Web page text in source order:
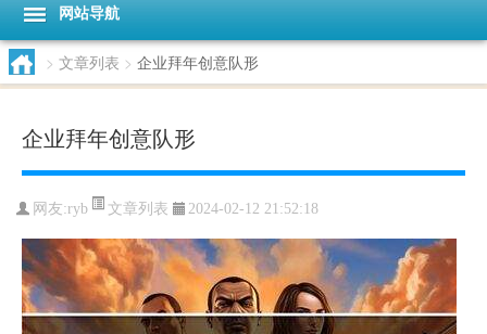
网站导航
> 文章列表 > 企业拜年创意队形
企业拜年创意队形
网友:ryb 文章列表 2024-02-12 21:52:18